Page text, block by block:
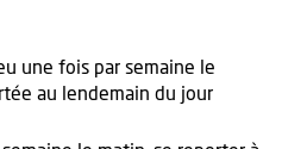
une fois par semaine le
au lendemain du jour